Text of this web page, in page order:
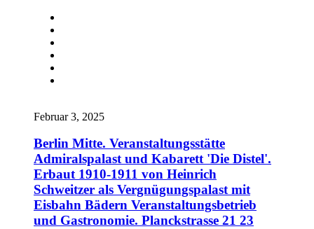
Februar 3, 2025
Berlin Mitte. Veranstaltungsstätte
Admiralspalast und Kabarett 'Die Distel'.
Erbaut 1910-1911 von Heinrich
Schweitzer als Vergnügungspalast mit
Eisbahn Bädern Veranstaltungsbetrieb
und Gastronomie. Planckstrasse 21 23